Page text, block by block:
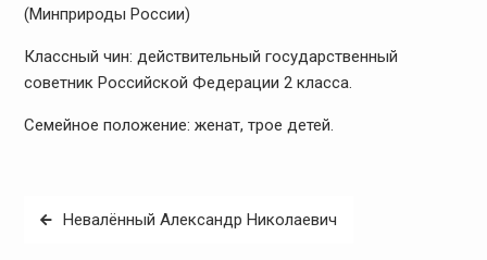
(Минприроды России)
Классный чин: действительный государственный
советник Российской Федерации 2 класса.
Семейное положение: женат, трое детей.
Навигация
Невалённый Александр Николаевич